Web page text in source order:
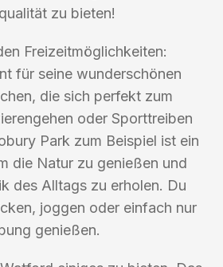
zu bieten!
Freizeitmöglichkeiten:
für seine wunderschönen
die sich perfekt zum
oder Sporttreiben
Park zum Beispiel ist ein
die Natur zu genießen und
des Alltags zu erholen. Du
joggen oder einfach nur
genießen.